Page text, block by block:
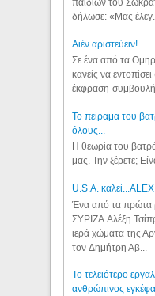
παιδιών του
δήλωσε: «Μας
Aιέν αριστεύειν!
Σε ένα από τα
κανείς να
έκφραση-συμβουλή
Το πείραμα του
όλους...
Η θεωρία του
μας. Την ξέρετε;
U.S.A.
Ένα από τα πρώτα
ΣΥΡΙΖΑ Αλέξη
ιερά χώματα της
τον Δημήτρη Αβ...
Το τελειότερο
ανθρώπινος